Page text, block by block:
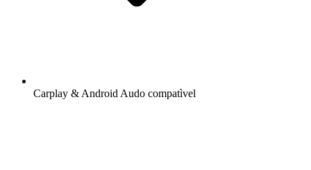
Carplay & Android Audo compatìvel